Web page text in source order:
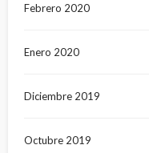
Febrero 2020
Enero 2020
Diciembre 2019
Octubre 2019